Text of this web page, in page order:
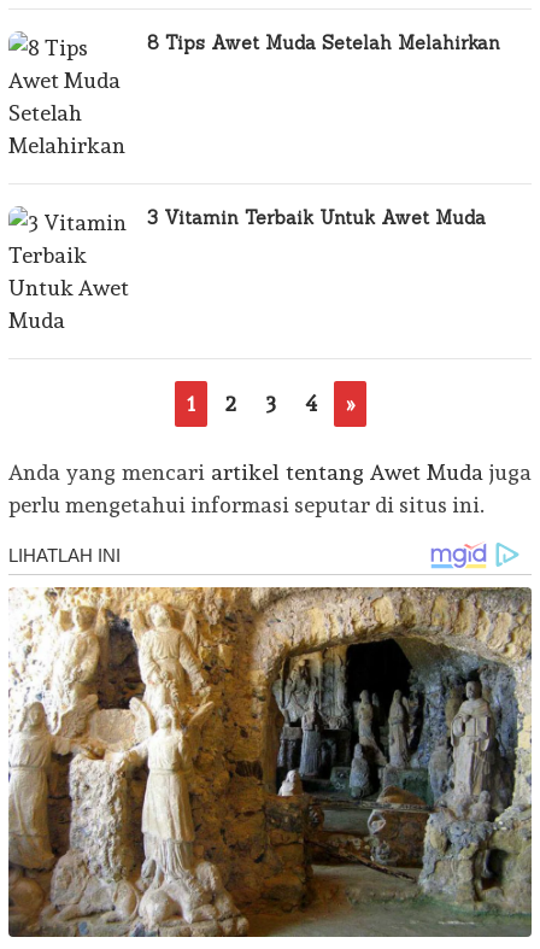
8 Tips Awet Muda Setelah Melahirkan
3 Vitamin Terbaik Untuk Awet Muda
1 2 3 4 »
Anda yang mencari artikel tentang Awet Muda juga
perlu mengetahui informasi seputar di situs ini.